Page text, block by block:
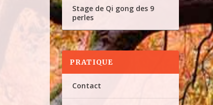
Stage de Qi gong des 9
perles
PRATIQUE
Contact